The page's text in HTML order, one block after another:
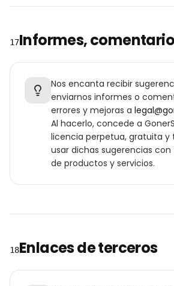
17Informes,
Nos encanta recibir
enviarnos informes o
errores y mejoras a
Al hacerlo, concede a
licencia perpetua, gratuita y
usar dichas sugerencias
de productos y servicios.
18Enlaces de terceros